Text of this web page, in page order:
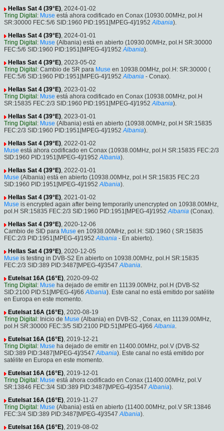
Hellas Sat 4 (39°E), 2024-01-02
Tring Digital : Muse está ahora codificado en Conax (10930.00MHz, pol.H
SR:30000 FEC:5/6 SID:1960 PID:1951[MPEG-4]/1952 Albania).
Hellas Sat 4 (39°E), 2024-01-01
Tring Digital : Muse (Albania) está en abierto (10930.00MHz, pol.H SR:30000
FEC:5/6 SID:1960 PID:1951[MPEG-4]/1952 Albania).
Hellas Sat 4 (39°E), 2023-05-02
Tring Digital : Cambio de SR para Muse en 10938.00MHz, pol.H: SR:30000 (
FEC:5/6 SID:1960 PID:1951[MPEG-4]/1952 Albania - Conax).
Hellas Sat 4 (39°E), 2023-01-02
Tring Digital : Muse está ahora codificado en Conax (10938.00MHz, pol.H
SR:15835 FEC:2/3 SID:1960 PID:1951[MPEG-4]/1952 Albania).
Hellas Sat 4 (39°E), 2023-01-01
Tring Digital : Muse (Albania) está en abierto (10938.00MHz, pol.H SR:15835
FEC:2/3 SID:1960 PID:1951[MPEG-4]/1952 Albania).
Hellas Sat 4 (39°E), 2022-01-02
Muse está ahora codificado en Conax (10938.00MHz, pol.H SR:15835 FEC:2/3
SID:1960 PID:1951[MPEG-4]/1952 Albania).
Hellas Sat 4 (39°E), 2022-01-01
Muse (Albania) está en abierto (10938.00MHz, pol.H SR:15835 FEC:2/3
SID:1960 PID:1951[MPEG-4]/1952 Albania).
Hellas Sat 4 (39°E), 2021-01-02
Muse is encrypted again after being temporarily unencrypted on 10938.00MHz,
pol.H SR:15835 FEC:2/3 SID:1960 PID:1951[MPEG-4]/1952 Albania (Conax).
Hellas Sat 4 (39°E), 2020-12-06
Cambio de SID para Muse en 10938.00MHz, pol.H: SID:1960 ( SR:15835
FEC:2/3 PID:1951[MPEG-4]/1952 Albania - En abierto).
Hellas Sat 4 (39°E), 2020-12-05
Muse is testing in DVB-S2 En abierto on 10938.00MHz, pol.H SR:15835
FEC:2/3 SID:389 PID:3487[MPEG-4]/3547 Albania.
Eutelsat 16A (16°E), 2020-09-02
Tring Digital : Muse ha dejado de emitir en 11139.00MHz, pol.H (DVB-S2
SID:2100 PID:51[MPEG-4]/66 Albania). Este canal no está emitido por satélite
en Europa en este momento.
Eutelsat 16A (16°E), 2020-08-19
Tring Digital : Inicio de Muse (Albania) en DVB-S2 , Conax, en 11139.00MHz,
pol.H SR:30000 FEC:3/5 SID:2100 PID:51[MPEG-4]/66 Albania.
Eutelsat 16A (16°E), 2019-12-21
Tring Digital : Muse ha dejado de emitir en 11400.00MHz, pol.V (DVB-S2
SID:389 PID:3487[MPEG-4]/3547 Albania). Este canal no está emitido por
satélite en Europa en este momento.
Eutelsat 16A (16°E), 2019-12-01
Tring Digital : Muse está ahora codificado en Conax (11400.00MHz, pol.V
SR:13846 FEC:3/4 SID:389 PID:3487[MPEG-4]/3547 Albania).
Eutelsat 16A (16°E), 2019-11-27
Tring Digital : Muse (Albania) está en abierto (11400.00MHz, pol.V SR:13846
FEC:3/4 SID:389 PID:3487[MPEG-4]/3547 Albania).
Eutelsat 16A (16°E), 2019-08-02